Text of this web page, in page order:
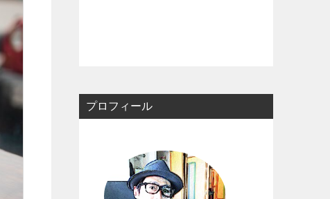
プロフィール